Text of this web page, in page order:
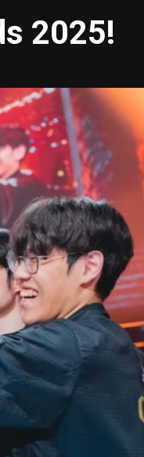
2025!